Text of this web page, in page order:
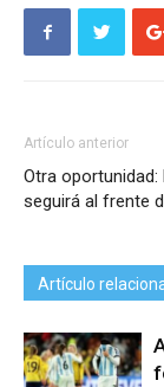
Artículo anterior
Otra oportunidad:
seguirá al frente
Artículo